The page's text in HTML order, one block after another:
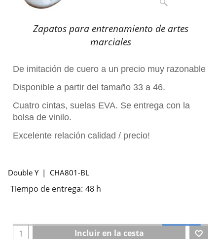
Zapatos para entrenamiento de artes
marciales
De imitación de cuero a un precio muy razonable
Disponible a partir del tamaño 33 a 46.
Cuatro cintas, suelas EVA. Se entrega con la
bolsa de vinilo.
Excelente relación calidad / precio!
Double Y CHA801-BL
Tiempo de entrega: 48 h
Incluir en la cesta